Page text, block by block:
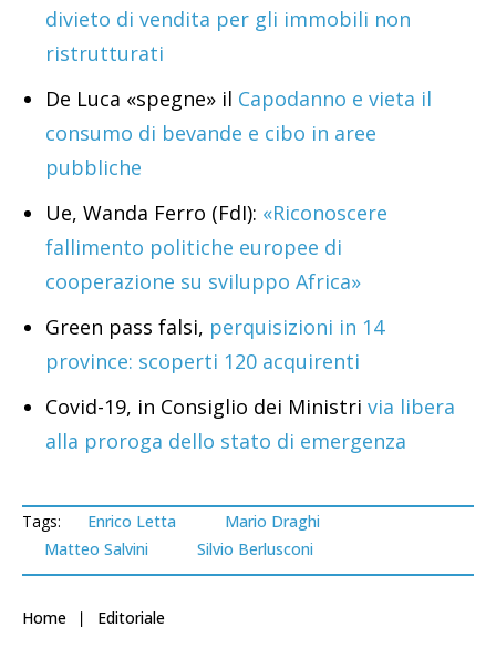
divieto di vendita per gli immobili non
ristrutturati
De Luca «spegne» il Capodanno e vieta il
consumo di bevande e cibo in aree
pubbliche
Ue, Wanda Ferro (FdI): «Riconoscere
fallimento politiche europee di
cooperazione su sviluppo Africa»
Green pass falsi, perquisizioni in 14
province: scoperti 120 acquirenti
Covid-19, in Consiglio dei Ministri via libera
alla proroga dello stato di emergenza
Tags: Enrico Letta
Mario Draghi
Matteo Salvini
Silvio Berlusconi
Home Editoriale